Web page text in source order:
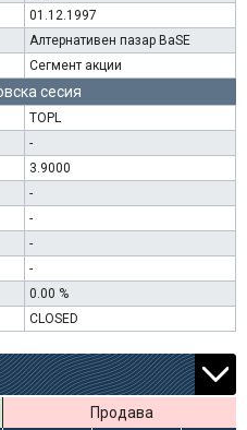
01.12.1997
Алтернативен пазар BaSE
Сегмент акции
сесия
TOPL
-
3.9000
-
-
-
-
0.00 %
CLOSED
Продава